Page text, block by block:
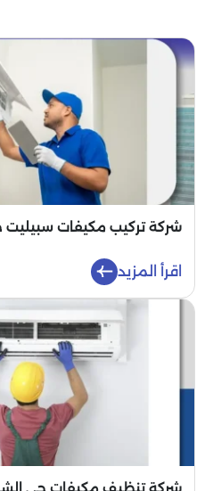
شركة تركيب مكيفات سبيليت
اقرأ المزيد